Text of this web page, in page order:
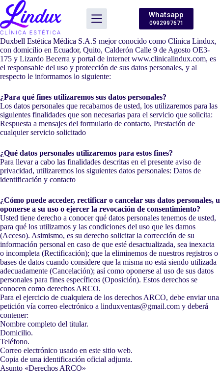
Saltar
contenido
Whatsapp
0992997671
Duxbell Estética Médica S.A.S mejor conocido como Clínica Lindux,
con domicilio en Ecuador, Quito, Calderón Calle 9 de Agosto OE3-
175 y Lizardo Becerra y portal de internet www.clinicalindux.com, es
el responsable del uso y protección de sus datos personales, y al
respecto le informamos lo siguiente:
¿Para qué fines utilizaremos sus datos personales?
Los datos personales que recabamos de usted, los utilizaremos para las
siguientes finalidades que son necesarias para el servicio que solicita:
Respuesta a mensajes del formulario de contacto, Prestación de
cualquier servicio solicitado
¿Qué datos personales utilizaremos para estos fines?
Para llevar a cabo las finalidades descritas en el presente aviso de
privacidad, utilizaremos los siguientes datos personales: Datos de
identificación y contacto
¿Cómo puede acceder, rectificar o cancelar sus datos personales, u
oponerse a su uso o ejercer la revocación de consentimiento?
Usted tiene derecho a conocer qué datos personales tenemos de usted,
para qué los utilizamos y las condiciones del uso que les damos
(Acceso). Asimismo, es su derecho solicitar la corrección de su
información personal en caso de que esté desactualizada, sea inexacta
o incompleta (Rectificación); que la eliminemos de nuestros registros o
bases de datos cuando considere que la misma no está siendo utilizada
adecuadamente (Cancelación); así como oponerse al uso de sus datos
personales para fines específicos (Oposición). Estos derechos se
conocen como derechos ARCO.
Para el ejercicio de cualquiera de los derechos ARCO, debe enviar una
petición vía correo electrónico a linduxventas@gmail.com y deberá
contener:
Nombre completo del titular.
Domicilio.
Teléfono.
Correo electrónico usado en este sitio web.
Copia de una identificación oficial adjunta.
Asunto «Derechos ARCO»